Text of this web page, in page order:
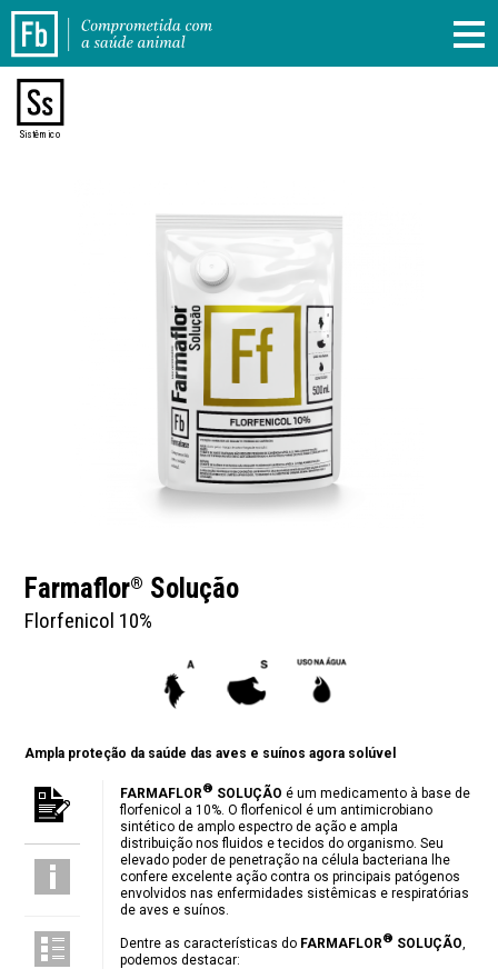
Sistêmico
Farmaflor® Solução
Florfenicol 10%
Ampla proteção da saúde das aves e suínos agora solúvel
FARMAFLOR® SOLUÇÃO é um medicamento à base de
florfenicol a 10%. O florfenicol é um antimicrobiano
sintético de amplo espectro de ação e ampla
distribuição nos fluidos e tecidos do organismo. Seu
elevado poder de penetração na célula bacteriana lhe
confere excelente ação contra os principais patógenos
envolvidos nas enfermidades sistêmicas e respiratórias
de aves e suínos.
Dentre as características do FARMAFLOR® SOLUÇÃO
podemos destacar: